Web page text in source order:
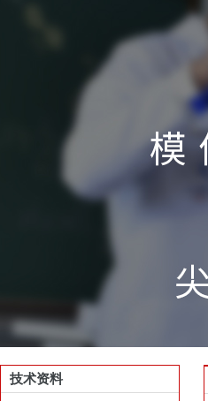
技术资料